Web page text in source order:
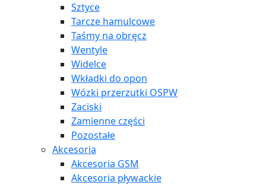
Sztyce
Tarcze hamulcowe
Taśmy na obręcz
Wentyle
Widelce
Wkładki do opon
Wózki przerzutki OSPW
Zaciski
Zamienne części
Pozostałe
Akcesoria
Akcesoria GSM
Akcesoria pływackie